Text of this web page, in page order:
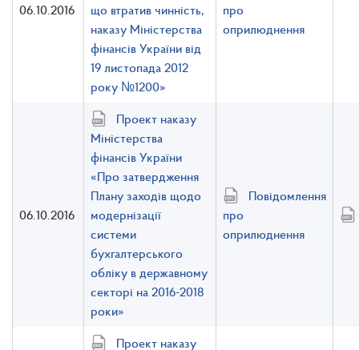
06.10.2016
що втратив чинність,
наказу Міністерства
фінансів України від
19 листопада 2012
року №1200»
про
оприлюднення
06.10.2016
Проект наказу
Міністерства
фінансів України
«Про затвердження
Плану заходів щодо
модернізації
системи
бухгалтерського
обліку в державному
секторі на 2016-2018
роки»
Повідомлення
про
оприлюднення
Проект наказу